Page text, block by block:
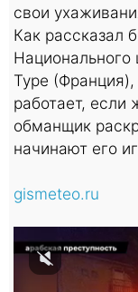
свои
Как рассказал
Национального
Туре
работает, если
обманщик
начинают его
gismeteo.ru